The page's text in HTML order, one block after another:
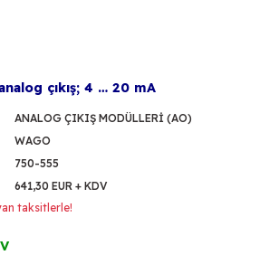
çıkış; 4 … 20 mA
ANALOG ÇIKIŞ MODÜLLERİ (AO)
WAGO
750-555
641,30 EUR + KDV
taksitlerle!